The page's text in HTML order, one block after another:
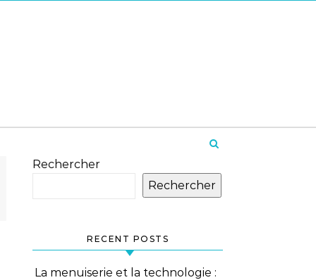
Rechercher
Rechercher
RECENT POSTS
La menuiserie et la technologie :